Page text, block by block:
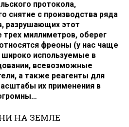
протокола,
снятие с производства ряда
разрушающих этот
миллиметров, оберег
фреоны (у нас чаще
широко используемые в
всевозможные
а также реагенты для
их применения в
НА ЗЕМЛЕ